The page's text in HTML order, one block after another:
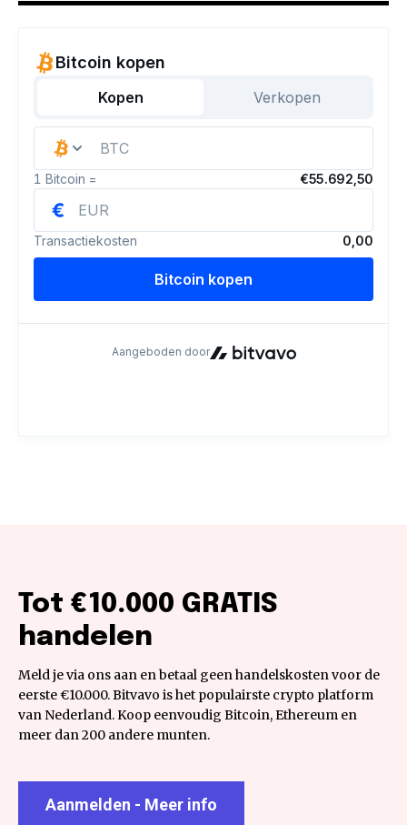
Tot €10.000 GRATIS
handelen
Meld je via ons aan en betaal geen handelskosten voor de
eerste €10.000. Bitvavo is het populairste crypto platform
van Nederland. Koop eenvoudig Bitcoin, Ethereum en
meer dan 200 andere munten.
Aanmelden - Meer info